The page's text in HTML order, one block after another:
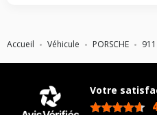
Accueil Véhicule PORSCHE 911
Votre